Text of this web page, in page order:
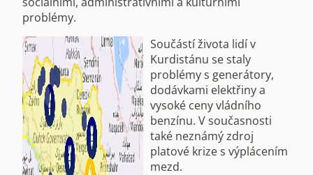
problémy.
Součástí života lidí v
Kurdistánu se staly
problémy s generátory,
dodávkami elektřiny a
vysoké ceny vládního
benzínu. V současnosti
také neznámý zdroj
platové krize s výplácením
mezd.